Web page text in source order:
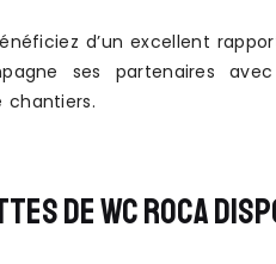
d’un excellent
ses partenaires
DE WC ROCA